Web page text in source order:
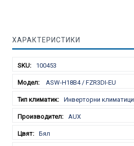
ХАРАКТЕРИСТИКИ
100453
ASW-H18B4 / FZR3DI-EU
Инверторни климатици
AUX
Бял